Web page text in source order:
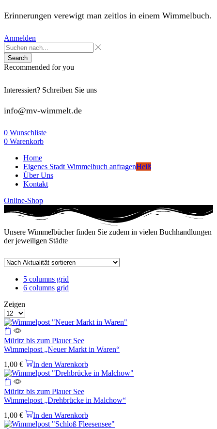
Erinnerungen verewigt man zeitlos in einem Wimmelbuch.
Anmelden
Search
Recommended for you
Interessiert? Schreiben Sie uns
info@mv-wimmelt.de
0 Wunschliste
0 Warenkorb
Home
Eigenes Stadt Wimmelbuch anfragenHeiß
Über Uns
Kontakt
Online-Shop
Unsere Wimmelbücher finden Sie zudem in vielen Buchhandlungen
der jeweiligen Städte
columns
columns
columns
5 columns grid
6 columns grid
Zeigen
Produkte
pro
Seite
Müritz bis zum Plauer See
Wimmelpost „Neuer Markt in Waren“
1,00 € In den Warenkorb
Müritz bis zum Plauer See
Wimmelpost „Drehbrücke in Malchow“
1,00 € In den Warenkorb